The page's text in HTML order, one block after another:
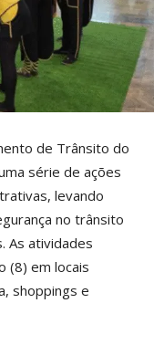
de Trânsito do
série de ações
levando
no trânsito
As atividades
(8) em locais
shoppings e